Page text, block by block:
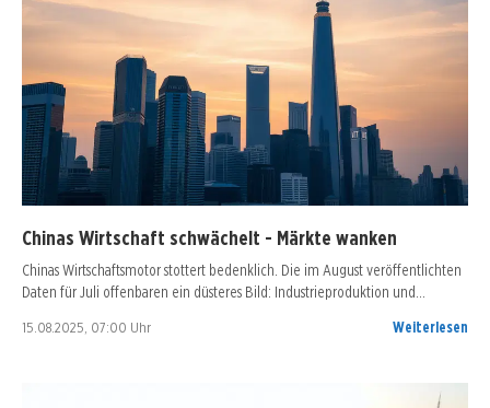
Chinas Wirtschaft schwächelt - Märkte wanken
Chinas Wirtschaftsmotor stottert bedenklich. Die im August veröffentlichten
Daten für Juli offenbaren ein düsteres Bild: Industrieproduktion und…
15.08.2025, 07:00 Uhr Weiterlesen